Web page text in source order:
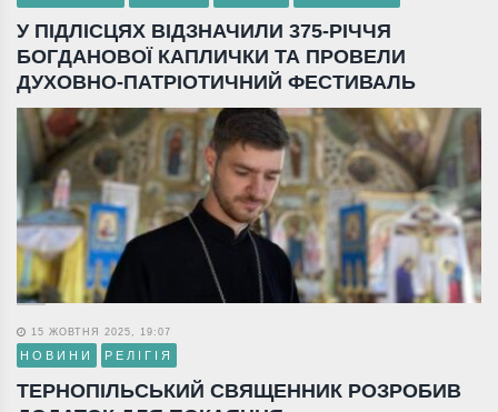
У ПІДЛІСЦЯХ ВІДЗНАЧИЛИ 375-РІЧЧЯ
БОГДАНОВОЇ КАПЛИЧКИ ТА ПРОВЕЛИ
ДУХОВНО-ПАТРІОТИЧНИЙ ФЕСТИВАЛЬ
15 ЖОВТНЯ 2025, 19:07
НОВИНИ РЕЛІГІЯ
ТЕРНОПІЛЬСЬКИЙ СВЯЩЕННИК РОЗРОБИВ